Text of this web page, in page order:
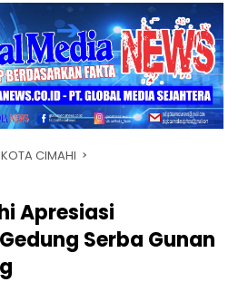
KOTA CIMAHI
Apresiasi
Serba Gunan